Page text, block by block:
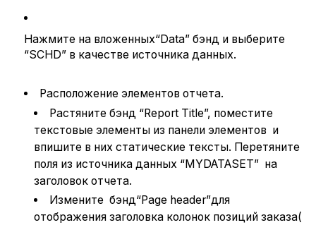
Нажмите на вложенных“Data” бэнд и выберите
“SCHD” в качестве источника данных.
Расположение элементов отчета.
Растяните бэнд “Report Title”, поместите
текстовые элементы из панели элементов и
впишите в них статические тексты. Перетяните
поля из источника данных “MYDATASET” на
заголовок отчета.
Измените бэнд“Page header”для
отображения заголовка колонок позиций заказа(